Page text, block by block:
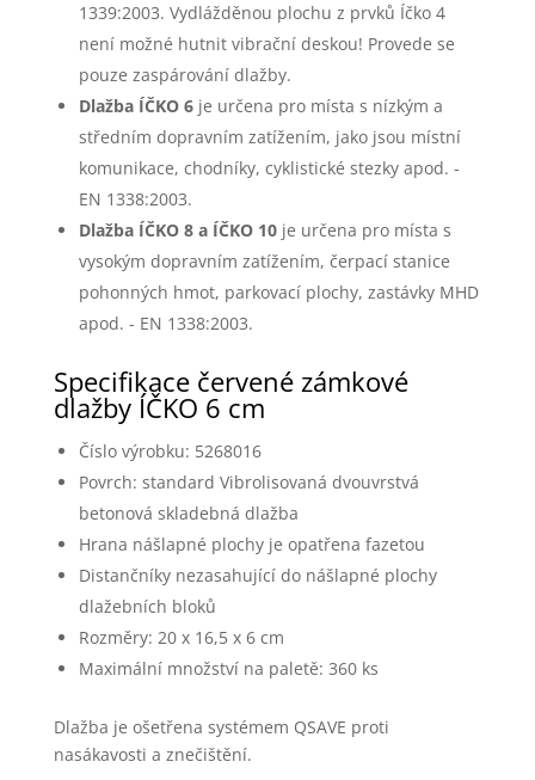
1339:2003. Vydlážděnou plochu z prvků Íčko 4
není možné hutnit vibrační deskou! Provede se
pouze zaspárování dlažby.
Dlažba ÍČKO 6je určena pro místa s nízkým a
středním dopravním zatížením, jako jsou místní
komunikace, chodníky, cyklistické stezky apod. -
EN 1338:2003.
Dlažba ÍČKO 8 a ÍČKO 10je určena pro místa s
vysokým dopravním zatížením, čerpací stanice
pohonných hmot, parkovací plochy, zastávky MHD
apod. - EN 1338:2003.
Specifikace červené zámkové
dlažby ÍČKO 6 cm
Číslo výrobku: 5268016
Povrch: standard Vibrolisovaná dvouvrstvá
betonová skladebná dlažba
Hrana nášlapné plochy je opatřena fazetou
Distančníky nezasahující do nášlapné plochy
dlažebních bloků
Rozměry: 20 x 16,5 x 6 cm
Maximální množství na paletě: 360 ks
Dlažba je ošetřena systémem QSAVE proti
nasákavosti a znečištění.